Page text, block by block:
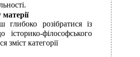
глибоко розібратися із
філософського
зміст категорії